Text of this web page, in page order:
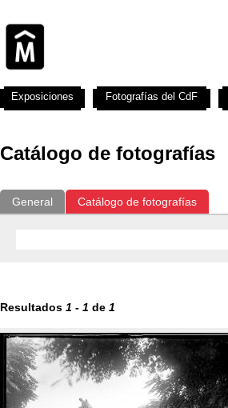
Catálogo de fotografías
General Catálogo de fotografías
Resultados 1 - 1 de 1
Exposiciones Fotografías del CdF